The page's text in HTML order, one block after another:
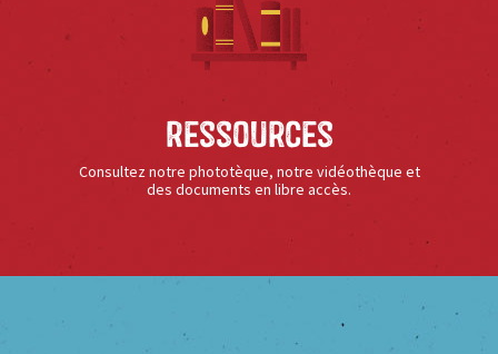
Ressources
Consultez notre phototèque, notre vidéothèque et
des documents en libre accès.